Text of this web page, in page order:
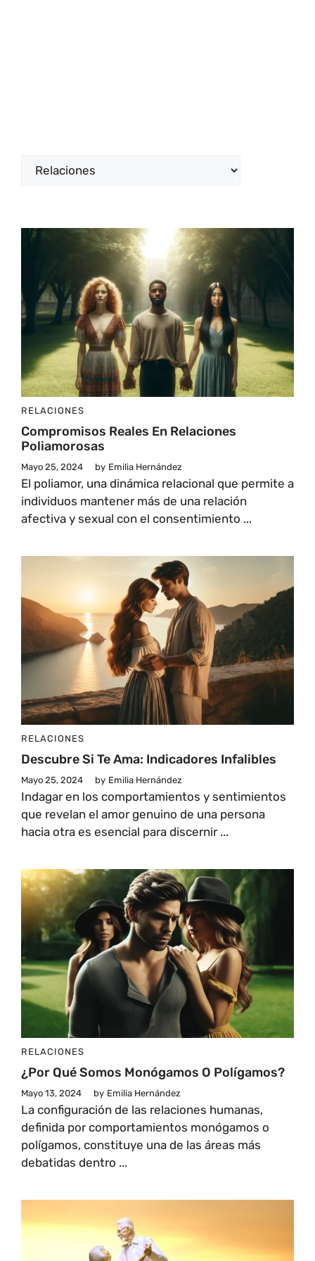
Categorías
RELACIONES
Compromisos Reales En Relaciones
Poliamorosas
Mayo 25, 2024 by Emilia Hernández
El poliamor, una dinámica relacional que permite a
individuos mantener más de una relación
afectiva y sexual con el consentimiento ...
RELACIONES
Descubre Si Te Ama: Indicadores Infalibles
Mayo 25, 2024 by Emilia Hernández
Indagar en los comportamientos y sentimientos
que revelan el amor genuino de una persona
hacia otra es esencial para discernir ...
RELACIONES
¿Por Qué Somos Monógamos O Polígamos?
Mayo 13, 2024 by Emilia Hernández
La configuración de las relaciones humanas,
definida por comportamientos monógamos o
polígamos, constituye una de las áreas más
debatidas dentro ...